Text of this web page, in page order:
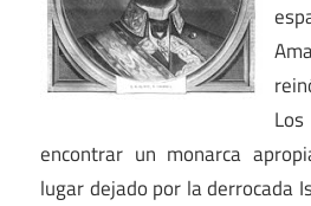
encontrar un monarca
lugar dejado por la derrocada